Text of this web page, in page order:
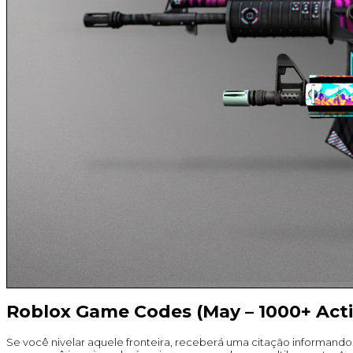
Roblox Game Codes (May – 1000+
Se você nivelar aquele fronteira, receberá uma citação